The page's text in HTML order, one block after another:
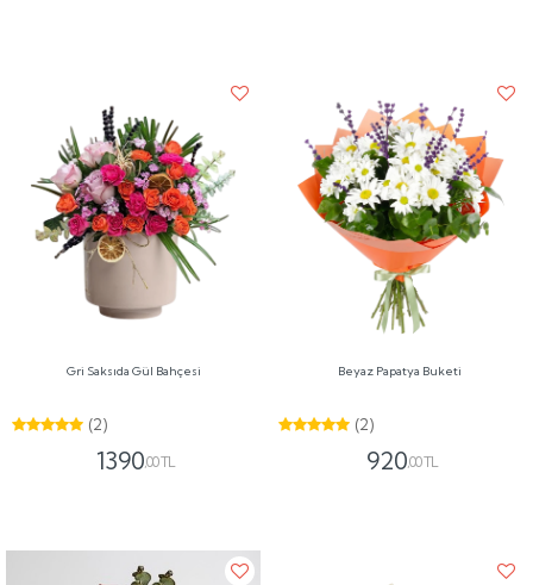
Gri Saksıda Gül Bahçesi
(2)
1390,00 TL
Beyaz Papatya Buketi
(2)
920,00 TL